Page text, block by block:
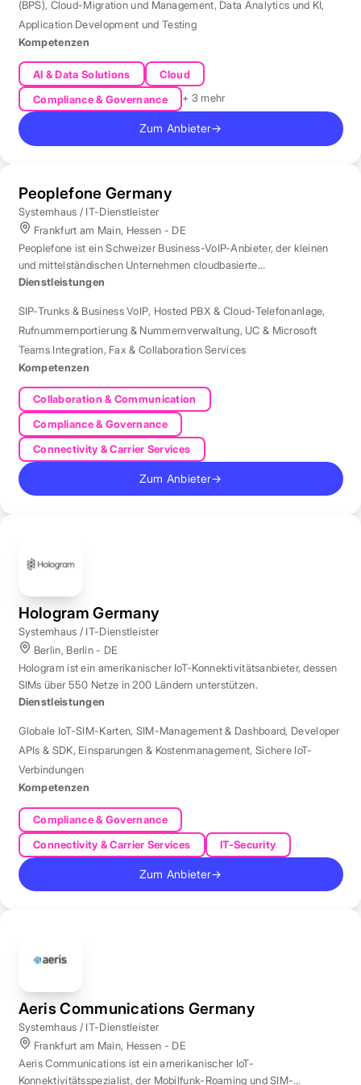
(BPS), Cloud-Migration und Management, Data Analytics und KI,
Application Development und Testing
Kompetenzen
AI & Data Solutions
Cloud
Compliance & Governance
+ 3 mehr
Zum Anbieter→
Peoplefone Germany
Systemhaus / IT-Dienstleister
Frankfurt am Main, Hessen - DE
Peoplefone ist ein Schweizer Business-VoIP-Anbieter, der kleinen
und mittelständischen Unternehmen cloudbasierte
Telefonielösungen bietet.
Dienstleistungen
SIP-Trunks & Business VoIP, Hosted PBX & Cloud-Telefonanlage,
Rufnummernportierung & Nummernverwaltung, UC & Microsoft
Teams Integration, Fax & Collaboration Services
Kompetenzen
Collaboration & Communication
Compliance & Governance
Connectivity & Carrier Services
Zum Anbieter→
Hologram Germany
Systemhaus / IT-Dienstleister
Berlin, Berlin - DE
Hologram ist ein amerikanischer IoT-Konnektivitätsanbieter, dessen
SIMs über 550 Netze in 200 Ländern unterstützen.
Dienstleistungen
Globale IoT-SIM-Karten, SIM-Management & Dashboard, Developer
APIs & SDK, Einsparungen & Kostenmanagement, Sichere IoT-
Verbindungen
Kompetenzen
Compliance & Governance
Connectivity & Carrier Services
IT-Security
Zum Anbieter→
Aeris Communications Germany
Systemhaus / IT-Dienstleister
Frankfurt am Main, Hessen - DE
Aeris Communications ist ein amerikanischer IoT-
Konnektivitätsspezialist, der Mobilfunk-Roaming und SIM-